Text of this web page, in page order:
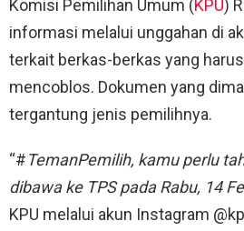
Komisi Pemilihan Umum (KPU)
informasi melalui unggahan di
terkait berkas-berkas yang
mencoblos. Dokumen yang
tergantung jenis pemilihnya.
“#TemanPemilih, kamu perlu
dibawa ke TPS pada Rabu, 14
KPU melalui akun Instagram